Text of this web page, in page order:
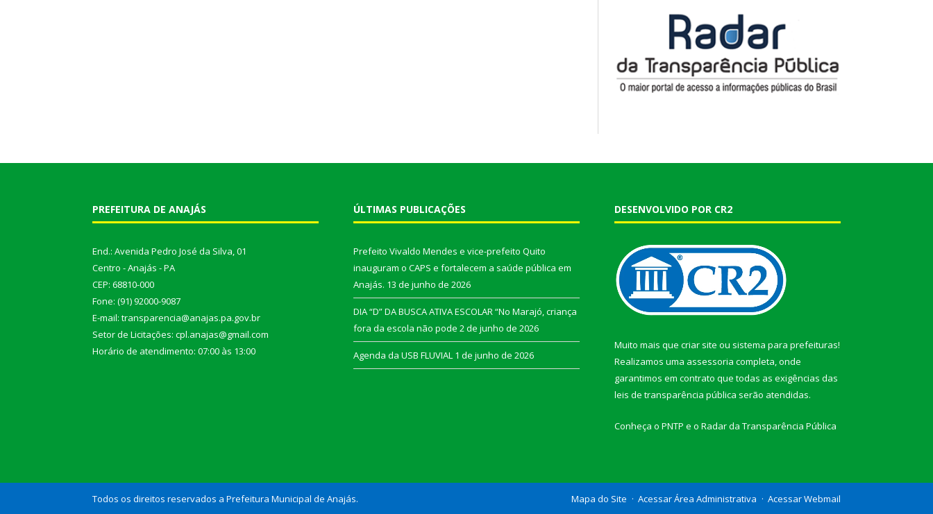
PREFEITURA DE ANAJÁS
End.: Avenida Pedro José da Silva, 01
Centro - Anajás - PA
CEP: 68810-000
Fone: (91) 92000-9087
E-mail: transparencia@anajas.pa.gov.br
Setor de Licitações: cpl.anajas@gmail.com
Horário de atendimento: 07:00 às 13:00
ÚLTIMAS PUBLICAÇÕES
Prefeito Vivaldo Mendes e vice-prefeito Quito
inauguram o CAPS e fortalecem a saúde pública em
Anajás. 13 de junho de 2026
DIA “D” DA BUSCA ATIVA ESCOLAR “No Marajó, criança
fora da escola não pode 2 de junho de 2026
Agenda da USB FLUVIAL 1 de junho de 2026
DESENVOLVIDO POR CR2
Muito mais que criar site ou sistema para prefeituras!
Realizamos uma assessoria completa, onde
garantimos em contrato que todas as exigências das
leis de transparência pública serão atendidas.
Conheça o PNTP e o Radar da Transparência Pública
Todos os direitos reservados a Prefeitura Municipal de Anajás. Mapa do Site Acessar Área Administrativa Acessar Webmail